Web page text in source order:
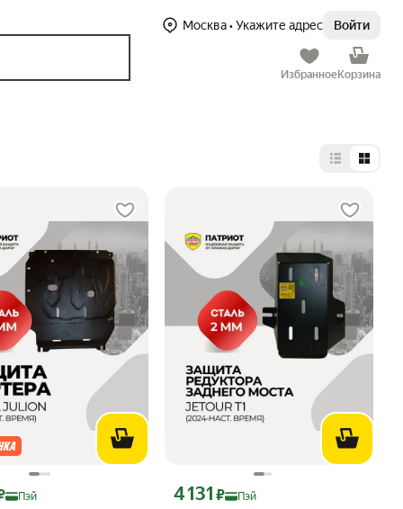
Москва• Укажите адрес Войти
Избранное Корзина
Выбор
Яндекс Пэй 3239 ₽ вместо
Пэй
Цена с картой Яндекс Пэй 4131 ₽ вместо
4 131 ₽ Пэй